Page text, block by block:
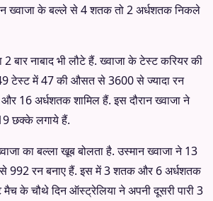
ख्वाजा के बल्ले से 4 शतक तो 2 अर्धशतक निकले
2 बार नाबाद भी लौटे हैं. ख्वाजा के टेस्ट करियर की
49 टेस्ट में 47 की औसत से 3600 से ज्यादा रन
16 अर्धशतक शामिल हैं. इस दौरान ख्वाजा ने
छक्के लगाये हैं.
का बल्ला खूब बोलता है. उस्मान ख्वाजा ने 13
992 रन बनाए हैं. इस में 3 शतक और 6 अर्धशतक
मैच के चौथे दिन ऑस्ट्रेलिया ने अपनी दूसरी पारी 3